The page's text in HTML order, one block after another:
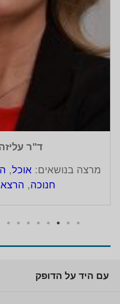
ד"ר
מרצה בנושאים: אוכל,
חנוכה,
עם היד על הדופק